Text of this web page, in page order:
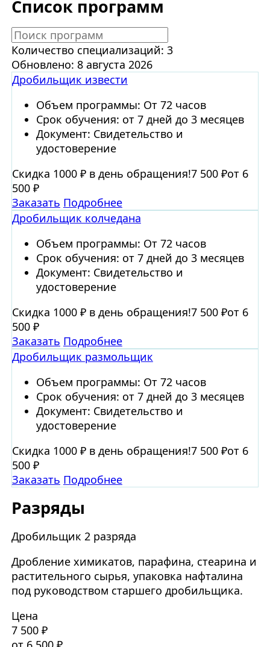
Список программ
Количество специализаций: 3
Обновлено: 8 августа 2026
Дробильщик извести
Объем программы: От 72 часов
Срок обучения: от 7 дней до 3 месяцев
Документ: Свидетельство и
удостоверение
Скидка 1000 ₽ в день обращения!7 500 ₽от 6
500 ₽
Заказать Подробнее
Дробильщик колчедана
Объем программы: От 72 часов
Срок обучения: от 7 дней до 3 месяцев
Документ: Свидетельство и
удостоверение
Скидка 1000 ₽ в день обращения!7 500 ₽от 6
500 ₽
Заказать Подробнее
Дробильщик размольщик
Объем программы: От 72 часов
Срок обучения: от 7 дней до 3 месяцев
Документ: Свидетельство и
удостоверение
Скидка 1000 ₽ в день обращения!7 500 ₽от 6
500 ₽
Заказать Подробнее
Разряды
Дробильщик 2 разряда
Дробление химикатов, парафина, стеарина и
растительного сырья, упаковка нафталина
под руководством старшего дробильщика.
Цена
7 500 ₽